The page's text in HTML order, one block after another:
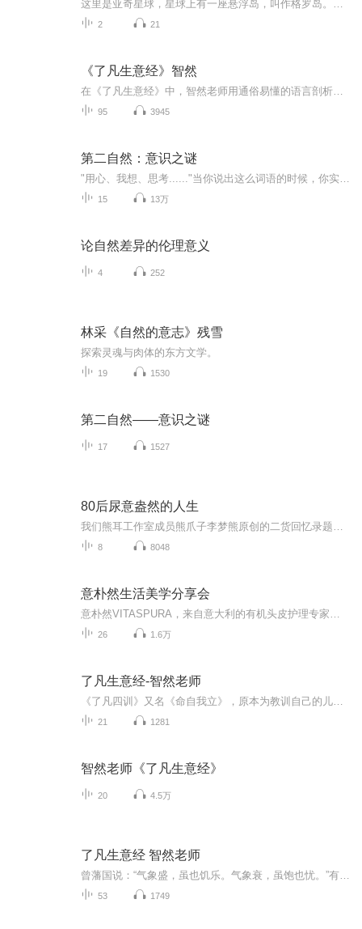
2 21
《了凡生意经》智然
95 3945
第二自然：意识之谜
15 13万
论自然差异的伦理意义
4 252
林采《自然的意志》残雪
探索灵魂与肉体的东方文学。
19 1530
第二自然——意识之谜
17 1527
80后尿意盎然的人生
8 8048
意朴然生活美学分享会
26 1.6万
了凡生意经-智然老师
21 1281
智然老师《了凡生意经》
20 4.5万
了凡生意经 智然老师
53 1749